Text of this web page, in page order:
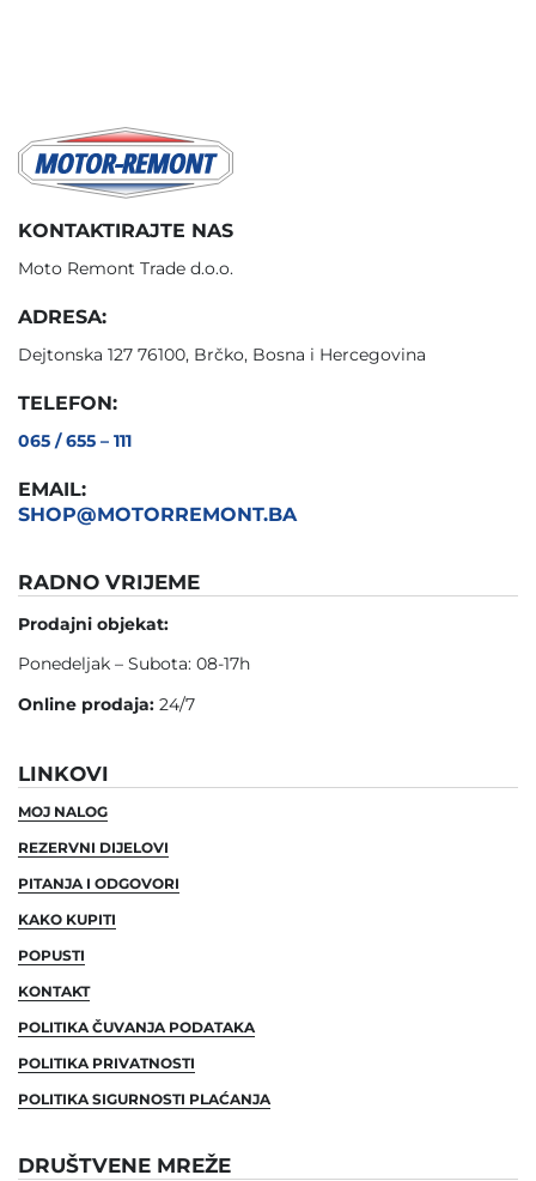
KONTAKTIRAJTE NAS
Moto Remont Trade d.o.o.
ADRESA:
Dejtonska 127 76100, Brčko, Bosna i Hercegovina
TELEFON:
065 / 655 – 111
EMAIL:
SHOP@MOTORREMONT.BA
RADNO VRIJEME
Prodajni objekat:
Ponedeljak – Subota: 08-17h
Online prodaja: 24/7
LINKOVI
MOJ NALOG
REZERVNI DIJELOVI
PITANJA I ODGOVORI
KAKO KUPITI
POPUSTI
KONTAKT
POLITIKA ČUVANJA PODATAKA
POLITIKA PRIVATNOSTI
POLITIKA SIGURNOSTI PLAĆANJA
DRUŠTVENE MREŽE